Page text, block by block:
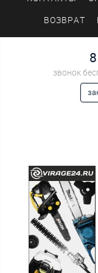
TDG1029 ACBNI1004
ВОЗВРАТ
звонок